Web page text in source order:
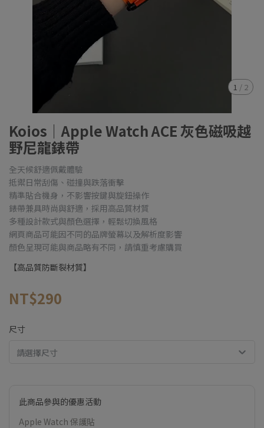
1 / 2
Koios｜Apple Watch ACE 灰色磁吸越
野尼龍錶帶
全天候舒適佩戴體驗
抵禦日常刮傷、碰撞與跌落衝擊
精準貼合機身，不影響按鍵與旋鈕操作
錶帶兼具時尚與舒適，採用高品質材質
多種設計款式與顏色選擇，輕鬆切換風格
網頁商品可能因不同的品牌螢幕以及解析度影響
顏色呈現可能與商品略有不同，請慎重考慮購買
【高品質防斷裂材質】
NT$290
尺寸
請選擇尺寸
此商品參與的優惠活動
Apple Watch 保護貼